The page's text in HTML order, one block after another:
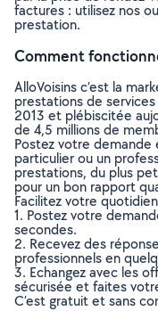
factures : utilisez nos
prestation.
Comment
AlloVoisins c’est la
prestations de
2013 et plébiscitée
de 4,5 millions de
Postez votre demande
particulier ou un
prestations, du plus
pour un bon rapport
Facilitez votre
1. Postez votre
secondes.
2. Recevez des
professionnels en
3. Echangez avec les
sécurisée et faites
C’est gratuit et sans